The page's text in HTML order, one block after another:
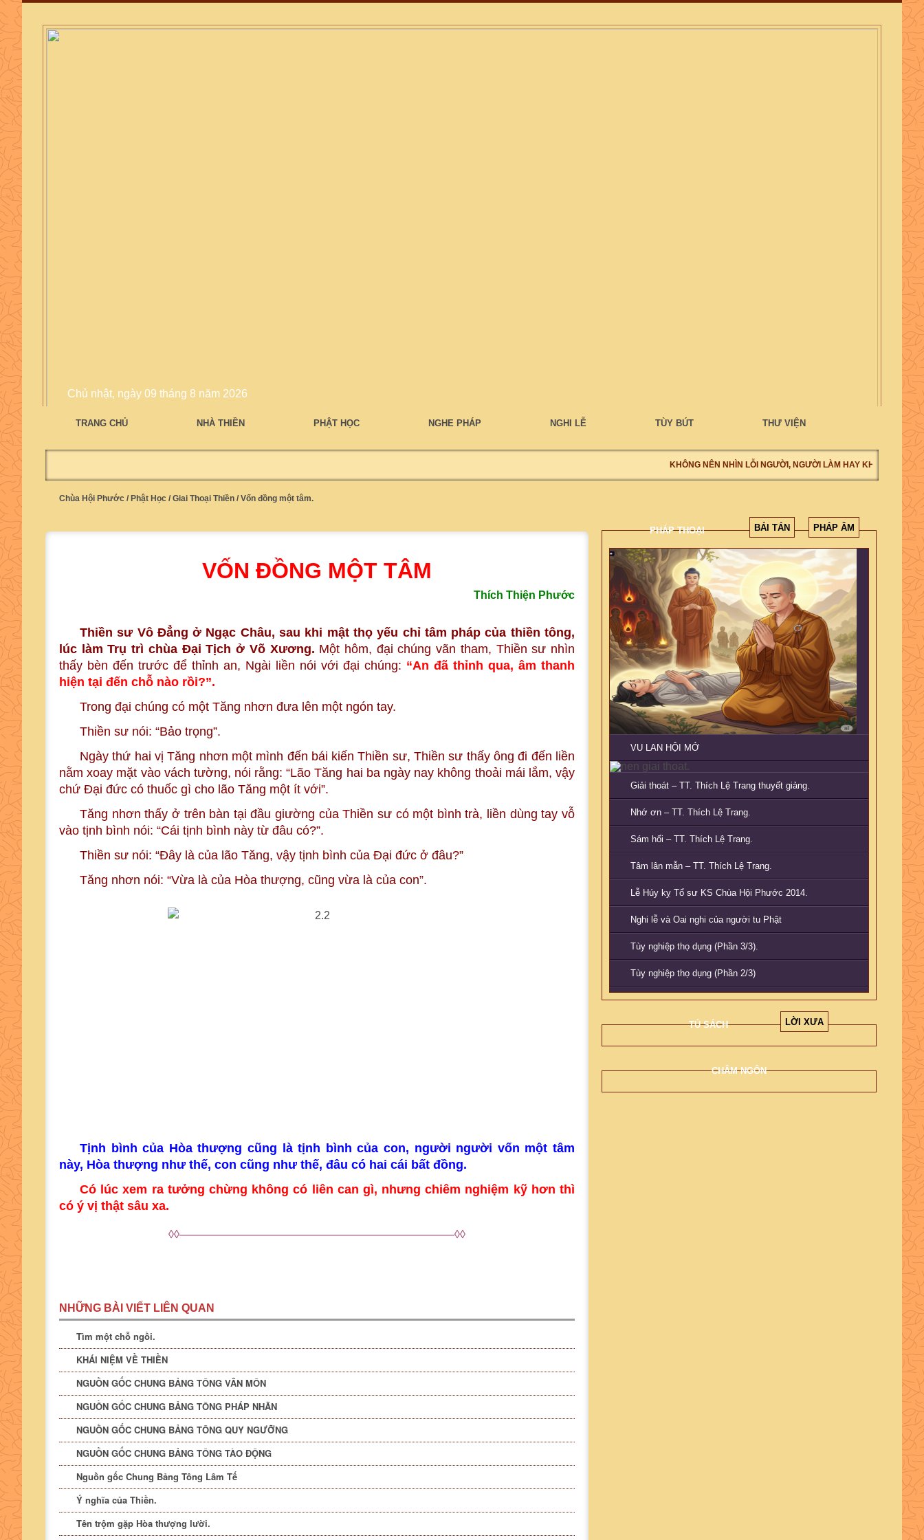
Chủ nhật, ngày 09 tháng 8 năm 2026
TRANG CHỦ NHÀ THIỀN PHẬT HỌC NGHE PHÁP NGHI LỄ TÙY BÚT THƯ VIỆN
KHÔNG NÊN NHÌN LỖI NGƯỜI, NGƯỜI LÀM HAY KHÔNG LÀM,
Chùa Hội Phước / Phật Học / Giai Thoại Thiền / Vốn đồng một tâm.
VỐN ĐỒNG MỘT TÂM
Thích Thiện Phước
Thiền sư Vô Đẳng ở Ngạc Châu, sau khi mật thọ yếu chỉ tâm pháp của thiền tông,
lúc làm Trụ trì chùa Đại Tịch ở Võ Xương. Một hôm, đại chúng vãn tham, Thiền sư nhìn
thấy bèn đến trước để thỉnh an, Ngài liền nói với đại chúng: “An đã thỉnh qua, âm thanh
hiện tại đến chỗ nào rồi?”.
Trong đại chúng có một Tăng nhơn đưa lên một ngón tay.
Thiền sư nói: “Bảo trọng”.
Ngày thứ hai vị Tăng nhơn một mình đến bái kiến Thiền sư, Thiền sư thấy ông đi đến liền
nằm xoay mặt vào vách tường, nói rằng: “Lão Tăng hai ba ngày nay không thoải mái lắm, vậy
chứ Đại đức có thuốc gì cho lão Tăng một ít với”.
Tăng nhơn thấy ở trên bàn tại đầu giường của Thiền sư có một bình trà, liền dùng tay vỗ
vào tịnh bình nói: “Cái tịnh bình này từ đâu có?”.
Thiền sư nói: “Đây là của lão Tăng, vậy tịnh bình của Đại đức ở đâu?”
Tăng nhơn nói: “Vừa là của Hòa thượng, cũng vừa là của con”.
Tịnh bình của Hòa thượng cũng là tịnh bình của con, người người vốn một tâm
này, Hòa thượng như thế, con cũng như thế, đâu có hai cái bất đồng.
Có lúc xem ra tưởng chừng không có liên can gì, nhưng chiêm nghiệm kỹ hơn thì
có ý vị thật sâu xa.
◊◊—————————————————————————◊◊
NHỮNG BÀI VIẾT LIÊN QUAN
Tìm một chỗ ngồi.
KHÁI NIỆM VỀ THIỀN
NGUỒN GỐC CHUNG BẢNG TÔNG VÂN MÔN
NGUỒN GỐC CHUNG BẢNG TÔNG PHÁP NHÃN
NGUỒN GỐC CHUNG BẢNG TÔNG QUY NGƯỠNG
NGUỒN GỐC CHUNG BẢNG TÔNG TÀO ĐỘNG
Nguồn gốc Chung Bảng Tông Lâm Tế
Ý nghĩa của Thiền.
Tên trộm gặp Hòa thượng lười.
PHÁP THOẠI BÁI TÁN PHÁP ÂM
VU LAN HỘI MỞ
Giải thoát – TT. Thích Lệ Trang thuyết giảng.
Nhớ ơn – TT. Thích Lệ Trang.
Sám hối – TT. Thích Lệ Trang.
Tâm lân mẫn – TT. Thích Lệ Trang.
Lễ Húy kỵ Tổ sư KS Chùa Hội Phước 2014.
Nghi lễ và Oai nghi của người tu Phật
Tùy nghiệp thọ dụng (Phần 3/3).
Tùy nghiệp thọ dụng (Phần 2/3)
Tùy nghiệp thọ dụng (Phần 1/3).
Phật có ở trong xe không? (Phần 1/3)
TỦ SÁCH LỜI XƯA
CHÂM NGÔN